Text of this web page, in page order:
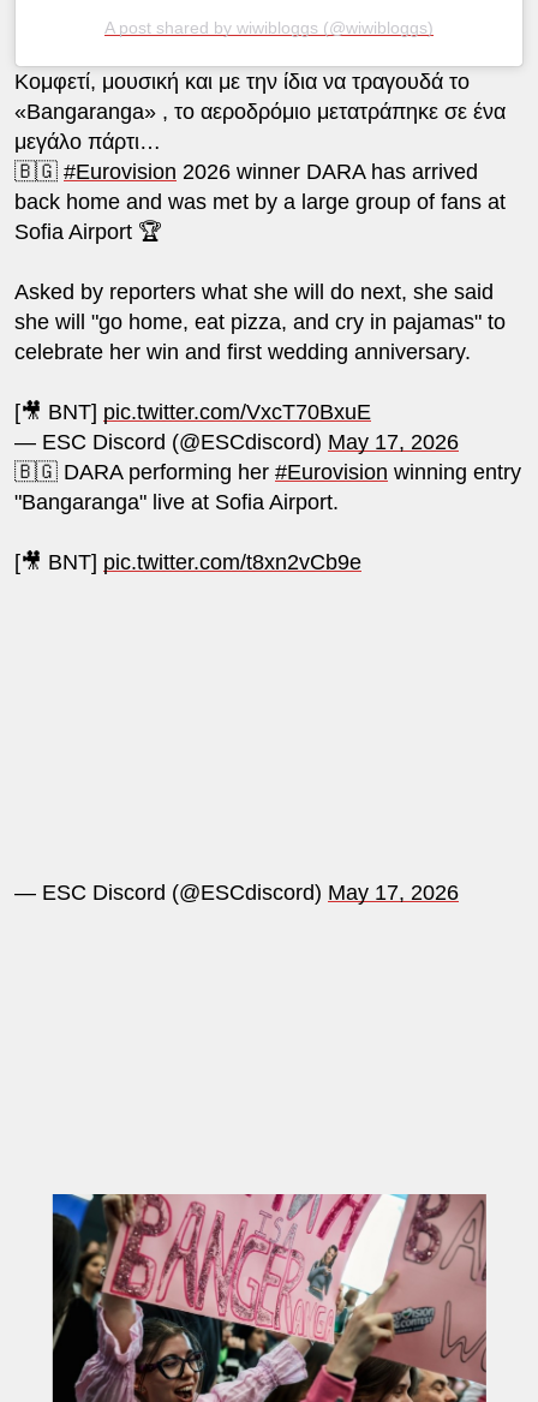
A post shared by wiwibloggs (@wiwibloggs)
Κομφετί, μουσική και με την ίδια να τραγουδά το
«Bangaranga» , το αεροδρόμιο μετατράπηκε σε ένα
μεγάλο πάρτι…
🇧🇬 #Eurovision 2026 winner DARA has arrived
back home and was met by a large group of fans at
Sofia Airport 🏆
Asked by reporters what she will do next, she said
she will "go home, eat pizza, and cry in pajamas" to
celebrate her win and first wedding anniversary.
[🎥 BNT] pic.twitter.com/VxcT70BxuE
— ESC Discord (@ESCdiscord) May 17, 2026
🇧🇬 DARA performing her #Eurovision winning entry
"Bangaranga" live at Sofia Airport.
[🎥 BNT] pic.twitter.com/t8xn2vCb9e
— ESC Discord (@ESCdiscord) May 17, 2026